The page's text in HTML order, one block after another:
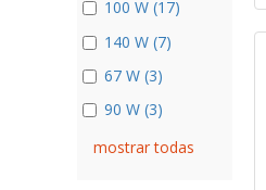
100 W (17)
140 W (7)
67 W (3)
90 W (3)
mostrar todas